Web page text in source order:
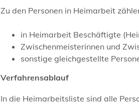
Zu den Personen in Heimarbeit
in Heimarbeit Beschäftigte
Zwischenmeisterinnen und
sonstige gleichgestellte
Verfahrensablauf
In die Heimarbeitsliste sind alle